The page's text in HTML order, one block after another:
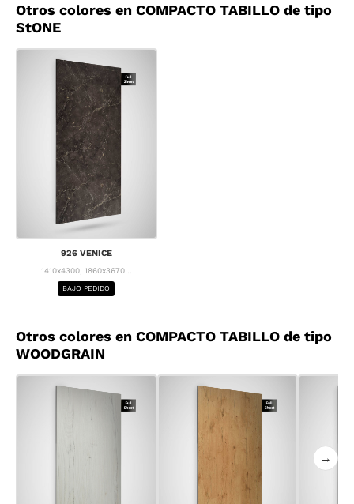
Otros colores en COMPACTO TABILLO de tipo
StONE
926 VENICE
1410x4300, 1860x3670...
BAJO PEDIDO
Otros colores en COMPACTO TABILLO de tipo
WOODGRAIN
→